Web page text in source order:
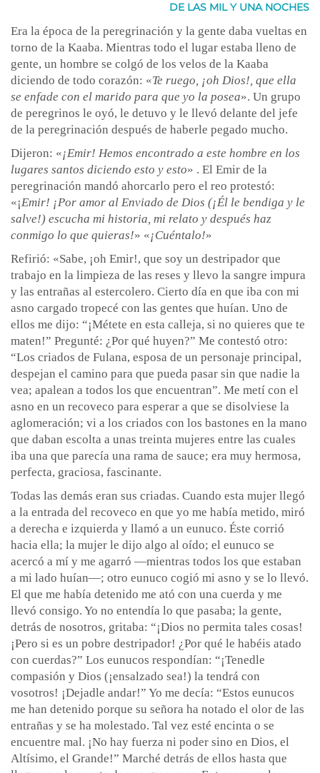
DE LAS MIL Y UNA NOCHES
Era la época de la peregrinación y la gente daba vueltas en
torno de la Kaaba. Mientras todo el lugar estaba lleno de
gente, un hombre se colgó de los velos de la Kaaba
diciendo de todo corazón: «Te ruego, ¡oh Dios!, que ella
se enfade con el marido para que yo la posea». Un grupo
de peregrinos le oyó, le detuvo y le llevó delante del jefe
de la peregrinación después de haberle pegado mucho.
Dijeron: «¡Emir! Hemos encontrado a este hombre en los
lugares santos diciendo esto y esto» . El Emir de la
peregrinación mandó ahorcarlo pero el reo protestó:
«¡Emir! ¡Por amor al Enviado de Dios (¡Él le bendiga y le
salve!) escucha mi historia, mi relato y después haz
conmigo lo que quieras!» «¡Cuéntalo!»
Refirió: «Sabe, ¡oh Emir!, que soy un destripador que
trabajo en la limpieza de las reses y llevo la sangre impura
y las entrañas al estercolero. Cierto día en que iba con mi
asno cargado tropecé con las gentes que huían. Uno de
ellos me dijo: “¡Métete en esta calleja, si no quieres que te
maten!” Pregunté: ¿Por qué huyen?” Me contestó otro:
“Los criados de Fulana, esposa de un personaje principal,
despejan el camino para que pueda pasar sin que nadie la
vea; apalean a todos los que encuentran”. Me metí con el
asno en un recoveco para esperar a que se disolviese la
aglomeración; vi a los criados con los bastones en la mano
que daban escolta a unas treinta mujeres entre las cuales
iba una que parecía una rama de sauce; era muy hermosa,
perfecta, graciosa, fascinante.
Todas las demás eran sus criadas. Cuando esta mujer llegó
a la entrada del recoveco en que yo me había metido, miró
a derecha e izquierda y llamó a un eunuco. Éste corrió
hacia ella; la mujer le dijo algo al oído; el eunuco se
acercó a mí y me agarró —mientras todos los que estaban
a mi lado huían—; otro eunuco cogió mi asno y se lo llevó.
El que me había detenido me ató con una cuerda y me
llevó consigo. Yo no entendía lo que pasaba; la gente,
detrás de nosotros, gritaba: “¡Dios no permita tales cosas!
¡Pero si es un pobre destripador! ¿Por qué le habéis atado
con cuerdas?” Los eunucos respondían: “¡Tenedle
compasión y Dios (¡ensalzado sea!) la tendrá con
vosotros! ¡Dejadle andar!” Yo me decía: “Estos eunucos
me han detenido porque su señora ha notado el olor de las
entrañas y se ha molestado. Tal vez esté encinta o se
encuentre mal. ¡No hay fuerza ni poder sino en Dios, el
Altísimo, el Grande!” Marché detrás de ellos hasta que